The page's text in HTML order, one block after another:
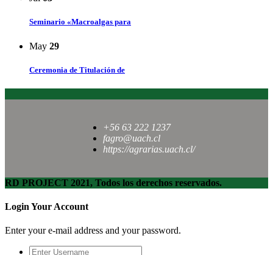
Seminario «Macroalgas para
May 29
Ceremonia de Titulación de
+56 63 222 1237
fagro@uach.cl
https://agrarias.uach.cl/
RD PROJECT 2021, Todos los derechos reservados.
Login Your Account
Enter your e-mail address and your password.